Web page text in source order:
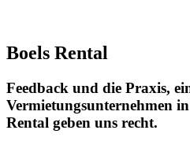
Boels Rental
Feedback und die Praxis,
Vermietungsunternehmen
Rental geben uns recht.